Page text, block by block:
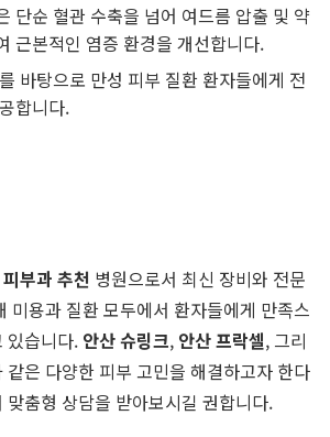
단순 혈관 수축을 넘어 여드름 압출 및 약
근본적인 염증 환경을 개선합니다.
바탕으로 만성 피부 질환 환자들에게 전
합니다.
부과 추천 병원으로서 최신 장비와 전문
미용과 질환 모두에서 환자들에게 만족스
있습니다. 안산 슈링크, 안산 프락셀, 그리
같은 다양한 피부 고민을 해결하고자 한다
맞춤형 상담을 받아보시길 권합니다.